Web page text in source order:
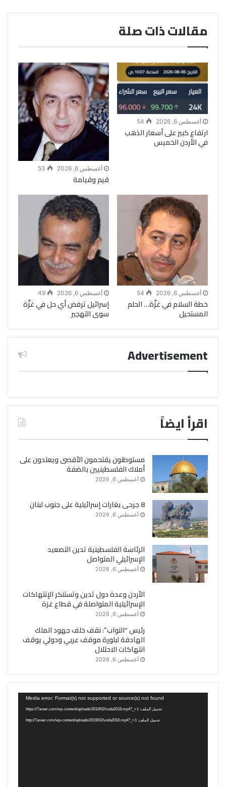
مقالات ذات صلة
أغسطس 6, 2026 54
ارتفاع كبير على أسعار الذهب
في الأردن الخميس
أغسطس 6, 2026 53
قيم وقيامة
أغسطس 6, 2026 54
خطة السلام في غزّة… الحلم
المستحيل
أغسطس 6, 2026 49
إسرائيل ترفض أي حل في غزّة
سوى التهجير
Advertisement
اقرأ ايضاً
مستوطنون يقتحمون الأقصى ويعتدون على
أملاك الفلسطينيين بالضفة
أغسطس 6, 2026
8 جرحى بغارات إسرائيلية على جنوب لبنان
أغسطس 6, 2026
الرئاسة الفلسطينية تدين التصعيد
الإسرائيلي المتواصل
أغسطس 6, 2026
الأردن وعدة دول تدين وتستنكر الإنتهاكات
الإسرائيلية المتواصلة في قطاع غزة
أغسطس 6, 2026
رئيس “النواب”: نقف خلف جهود الملك
الهادفة لبلورة موقف عربي ودولي يوقف
انتهاكات الاحتلال
أغسطس 6, 2026
Media error: Format(s) not supported or source(s) not found
تحميل الملف: https://7areer.com/wp-content/uploads/2019/02/voda2018.mp4?_=1
تحميل الملف: http://7areer.com/wp-content/uploads/2019/02/voda2018.mp4?_=1